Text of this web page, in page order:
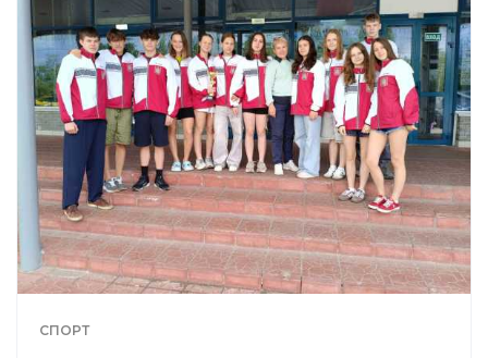
СПОРТ